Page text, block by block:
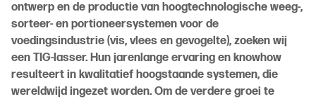
ontwerp en de productie van hoogtechnologische weeg-,
sorteer- en portioneersystemen voor de
voedingsindustrie (vis, vlees en gevogelte), zoeken wij
een TIG-lasser. Hun jarenlange ervaring en knowhow
resulteert in kwalitatief hoogstaande systemen, die
wereldwijd ingezet worden. Om de verdere groei te